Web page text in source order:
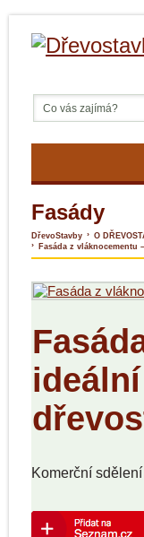
Fasády
DřevoStavby › O
›
Fasáda z
Komerční sdělení